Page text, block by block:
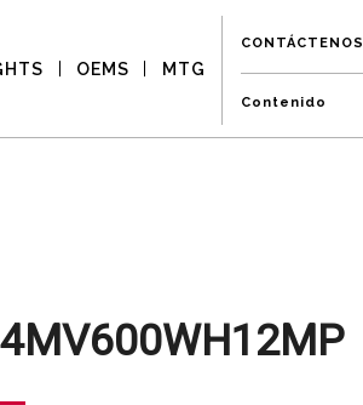
OEMS MTG
CONTÁCTENOS
4MV600WH12MP